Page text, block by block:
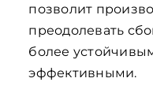
позволит
преодолевать
более
эффективными.